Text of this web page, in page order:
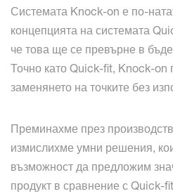
Системата Knock-on е по-
концепцията на системата
че това ще се превърне в
Точно като Quick-fit, Knock-on
заменянето на точките без
Преминахме през
измислихме умни решения,
възможност да предложим
продукт в сравнение с Quick-